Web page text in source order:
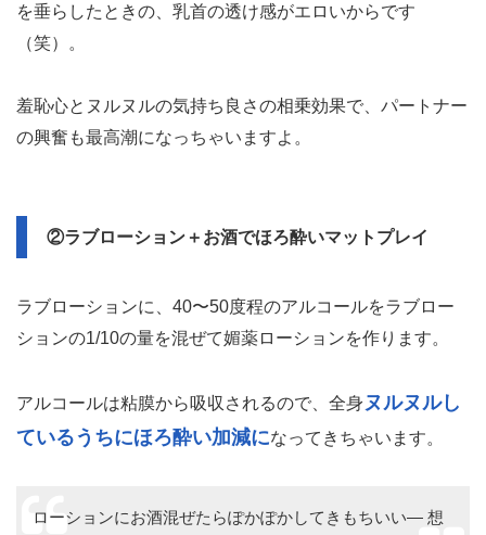
を垂らしたときの、乳首の透け感がエロいからです
（笑）。
羞恥心とヌルヌルの気持ち良さの相乗効果で、パートナー
の興奮も最高潮になっちゃいますよ。
②ラブローション＋お酒でほろ酔いマットプレイ
ラブローションに、40〜50度程のアルコールをラブロー
ションの1/10の量を混ぜて媚薬ローションを作ります。
アルコールは粘膜から吸収されるので、全身 ヌルヌルし
ているうちにほろ酔い加減になってきちゃいます。
ローションにお酒混ぜたらぽかぽかしてきもちいい— 想